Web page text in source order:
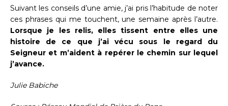
Suivant les conseils d’une amie, j’ai pris l’habitude de noter
ces phrases qui me touchent, une semaine après l’autre.
Lorsque je les relis, elles tissent entre elles une
histoire de ce que j’ai vécu sous le regard du
Seigneur et m’aident à repérer le chemin sur lequel
j’avance.
Julie Babiche